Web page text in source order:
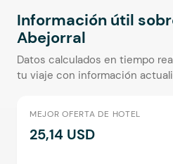
Información útil
Abejorral
Datos calculados en tiempo
tu viaje con información
MEJOR OFERTA DE HOTEL
25,14 USD